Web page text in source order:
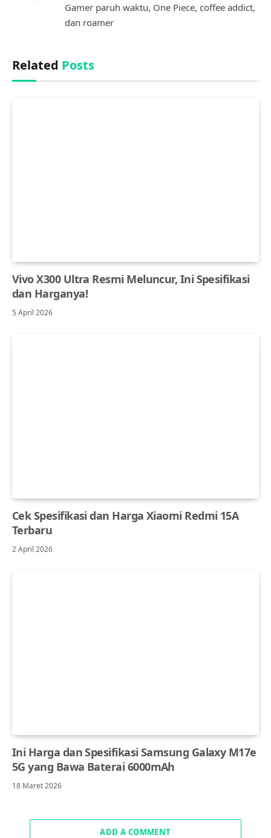
Gamer paruh waktu, One Piece, coffee addict,
dan roamer
Related Posts
Vivo X300 Ultra Resmi Meluncur, Ini Spesifikasi
dan Harganya!
5 April 2026
Cek Spesifikasi dan Harga Xiaomi Redmi 15A
Terbaru
2 April 2026
Ini Harga dan Spesifikasi Samsung Galaxy M17e
5G yang Bawa Baterai 6000mAh
18 Maret 2026
ADD A COMMENT